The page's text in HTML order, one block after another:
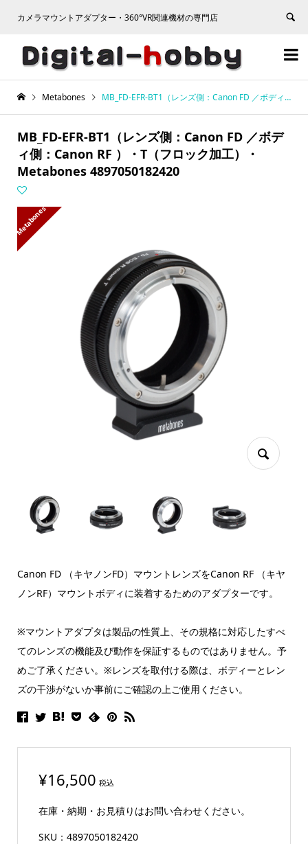
カメラマウントアダプター・360°VR関連機材の専門店


Metabones MB_FD-EFR-BT1（レンズ側：Canon FD ／ボディ側：Canon RF ）・T（フロック加工）・Metabones 4897050182420
MB_FD-EFR-BT1（レンズ側：Canon FD ／ボデ
ィ側：Canon RF ）・T（フロック加工）・
Metabones 4897050182420
Metabones
Canon FD （キヤノンFD）マウントレンズをCanon RF （キヤ
ノンRF）マウントボディに装着するためのアダプターです。
※マウントアダプタは製品の性質上、その規格に対応したすべ
てのレンズの機能及び動作を保証するものではありません。予
めご了承ください。※レンズを取付ける際は、ボディーとレン
ズの干渉がないか事前にご確認の上ご使用ください。
¥16,500 税込
在庫・納期・お見積りはお問い合わせください。
SKU： 4897050182420